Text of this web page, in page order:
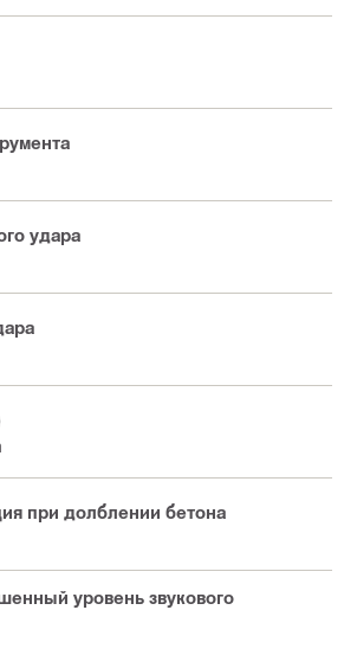
удара
при долблении бетона
уровень звукового